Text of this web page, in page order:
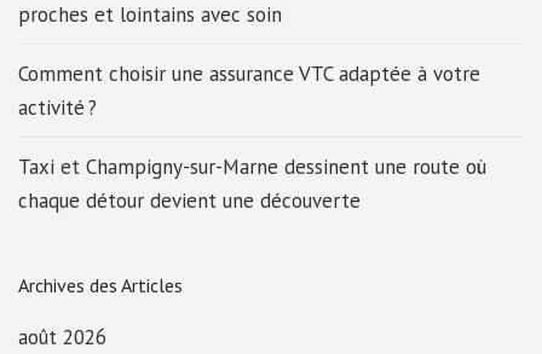
proches et lointains avec soin
Comment choisir une assurance VTC adaptée à votre
activité ?
Taxi et Champigny-sur-Marne dessinent une route où
chaque détour devient une découverte
Archives des Articles
août 2026